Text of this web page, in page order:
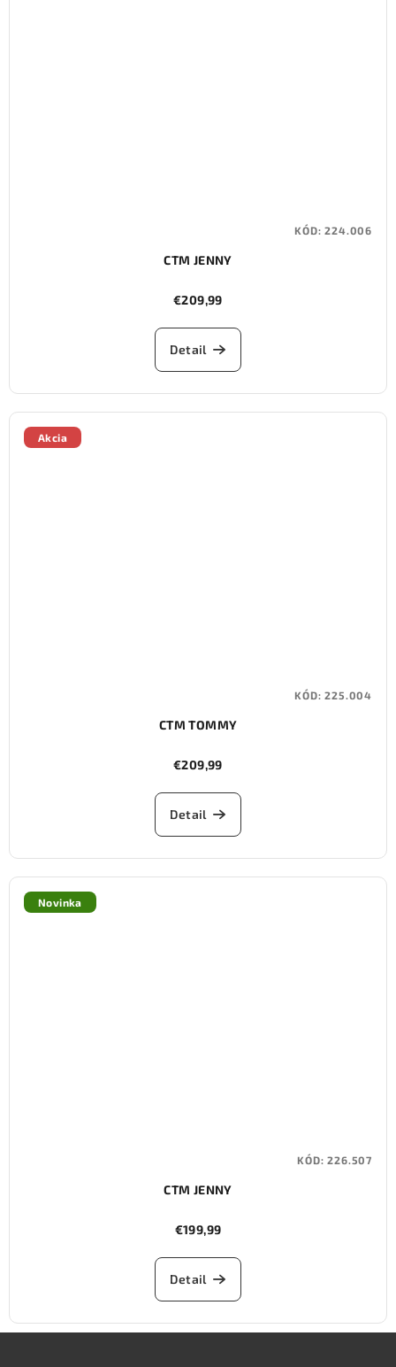
CTM JENNY
€209,99
Detail
KÓD:224.006
Akcia
CTM TOMMY
€209,99
Detail
KÓD:225.004
Novinka
CTM JENNY
€199,99
Detail
KÓD:226.507